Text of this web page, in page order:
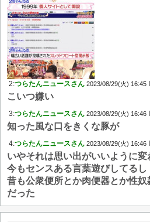
2:つらたんニュースさん 2023/08/29(火) 16:45
こいつ嫌い
3:つらたんニュースさん 2023/08/29(火) 16:46
知った風な口をきくな豚が
4:つらたんニュースさん 2023/08/29(火) 16:46
いやそれは思い出がいいように変
今もセンスある言葉遊びしてるし
昔も公衆便所とか肉便器とか性
だった